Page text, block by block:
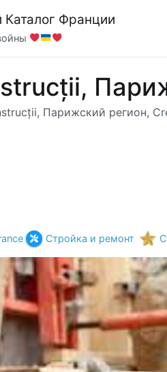
Франции
Парижский регион,
Стройка и ремонт